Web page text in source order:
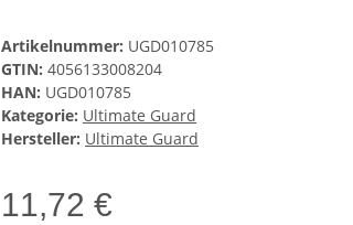
Artikelnummer: UGD010785
GTIN: 4056133008204
HAN: UGD010785
Kategorie: Ultimate Guard
Hersteller: Ultimate Guard
11,72 €